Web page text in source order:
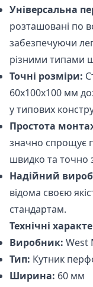
Універсальна
розташовані по
забезпечуючи
різними типами
Точні розміри:
60х100х100 мм
у типових
Простота
значно спрощує
швидко та точно
Надійний
відома своєю
стандартам.
Технічні
Виробник: West
Тип: Кутник
Ширина: 60 мм